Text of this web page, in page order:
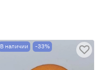
В наличии -33%